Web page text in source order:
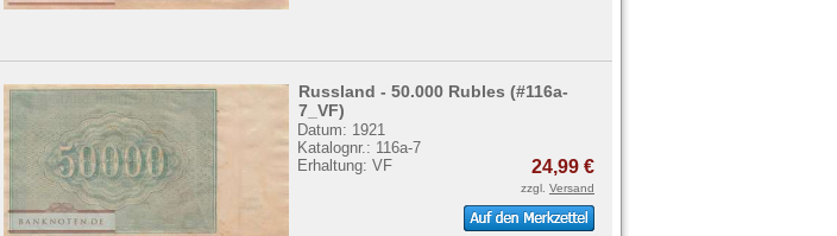
Russland - 50.000 Rubles (#116a-
7_VF)
Datum: 1921
Katalognr.: 116a-7
Erhaltung: VF
24,99 €
zzgl. Versand